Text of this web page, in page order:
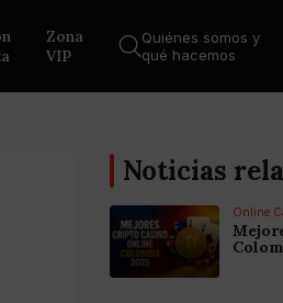
Zona
VIP
Quiénes somos y
qué hacemos
Noticias
Online